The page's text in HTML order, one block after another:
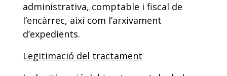
administrativa, comptable i fiscal de
l’encàrrec, així com l’arxivament
d’expedients.
Legitimació del tractament